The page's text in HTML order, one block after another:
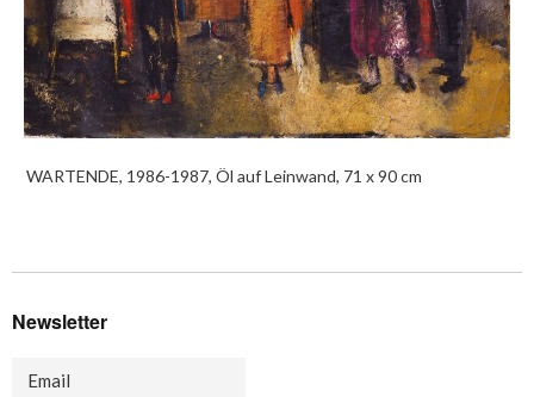
WARTENDE, 1986-1987, Öl auf Leinwand, 71 x 90 cm
Newsletter